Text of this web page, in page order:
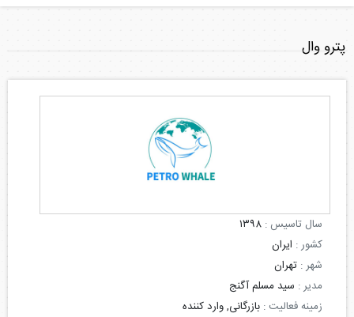
پترو وال
سال تاسیس : ۱۳۹۸
کشور : ایران
شهر : تهران
مدیر : سید مسلم آگنج
زمینه فعالیت : بازرگانی, وارد کننده